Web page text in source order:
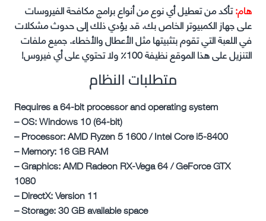
هام:تأكد من تعطيل أي نوع من أنواع برامج مكافحة الفيروسات
على جهاز الكمبيوتر الخاص بك. قد يؤدي ذلك إلى حدوث مشكلات
في اللعبة التي تقوم بتثبيتها مثل الأعطال والأخطاء. جميع ملفات
التنزيل على هذا الموقع نظيفة 100٪ ولا تحتوي على أي فيروس!
متطلبات النظام
Requires a 64-bit processor and operating system
– OS: Windows 10 (64-bit)
– Processor: AMD Ryzen 5 1600 / Intel Core i5-8400
– Memory: 16 GB RAM
– Graphics: AMD Radeon RX-Vega 64 / GeForce GTX
1080
– DirectX: Version 11
– Storage: 30 GB available space